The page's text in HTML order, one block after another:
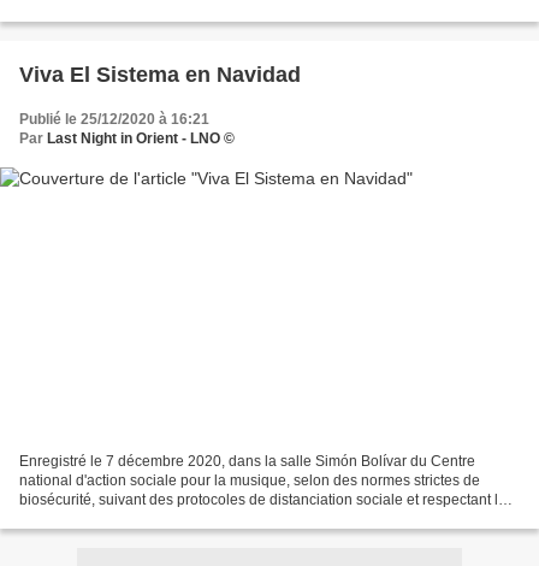
Viva El Sistema en Navidad
Publié le 25/12/2020 à 16:21
Par Last Night in Orient - LNO ©
Enregistré le 7 décembre 2020, dans la salle Simón Bolívar du Centre
national d'action sociale pour la musique, selon des normes strictes de
biosécurité, suivant des protocoles de distanciation sociale et respectant les